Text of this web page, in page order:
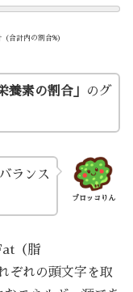
合計内の割合%）
養素の割合」
のグ
ブロッコりん
ランス
（脂
れの頭文字を取